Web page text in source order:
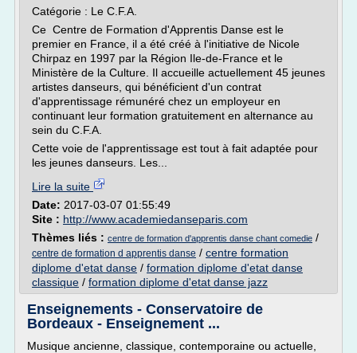
Catégorie : Le C.F.A.
Ce Centre de Formation d'Apprentis Danse est le
premier en France, il a été créé à l'initiative de Nicole
Chirpaz en 1997 par la Région Ile-de-France et le
Ministère de la Culture. Il accueille actuellement 45 jeunes
artistes danseurs, qui bénéficient d'un contrat
d'apprentissage rémunéré chez un employeur en
continuant leur formation gratuitement en alternance au
sein du C.F.A.
Cette voie de l'apprentissage est tout à fait adaptée pour
les jeunes danseurs. Les...
Lire la suite
Date: 2017-03-07 01:55:49
Site : http://www.academiedanseparis.com
Thèmes liés : centre de formation d'apprentis danse chant comedie /
centre de formation d apprentis danse / centre formation
diplome d'etat danse / formation diplome d'etat danse
classique / formation diplome d'etat danse jazz
Enseignements - Conservatoire de
Bordeaux - Enseignement ...
Musique ancienne, classique, contemporaine ou actuelle,